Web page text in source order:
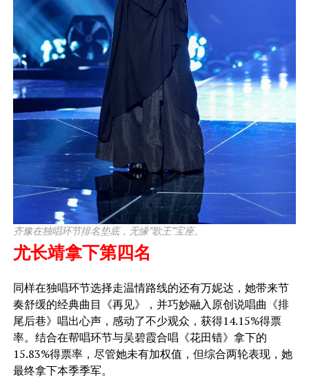
齐豫在独唱环节排名垫底，无缘“歌王”宝座。
尤长靖拿下第四名
​同样在独唱环节选择走温情路线的还有万妮达，她带来节
奏舒缓的经典曲目《再见》，并巧妙融入原创说唱曲《排
尾后巷》唱出心声，感动了不少观众，获得14.15%得票
率。结合在帮唱环节与吴碧霞合唱《花田错》拿下的
15.83%得票率，尽管她未有加权值，但综合两轮表现，她
最终拿下本季季军。